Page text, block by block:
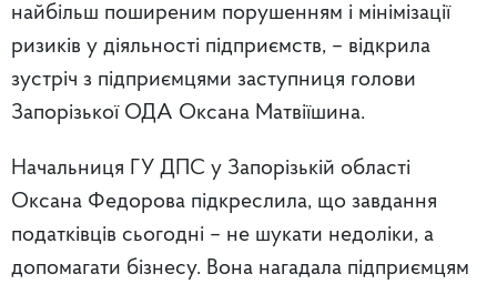
найбільш поширеним порушенням і мінімізації
ризиків у діяльності підприємств, – відкрила
зустріч з підприємцями заступниця голови
Запорізької ОДА Оксана Матвіїшина.
Начальниця ГУ ДПС у Запорізькій області
Оксана Федорова підкреслила, що завдання
податківців сьогодні – не шукати недоліки, а
допомагати бізнесу. Вона нагадала підприємцям